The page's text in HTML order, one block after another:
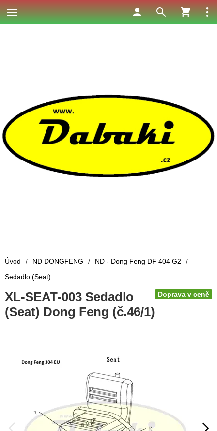
Úvod / ND DONGFENG / ND - Dong Feng DF 404 G2
/
Sedadlo (Seat)
Doprava v ceně
XL-SEAT-003 Sedadlo
(Seat) Dong Feng (č.46/1)